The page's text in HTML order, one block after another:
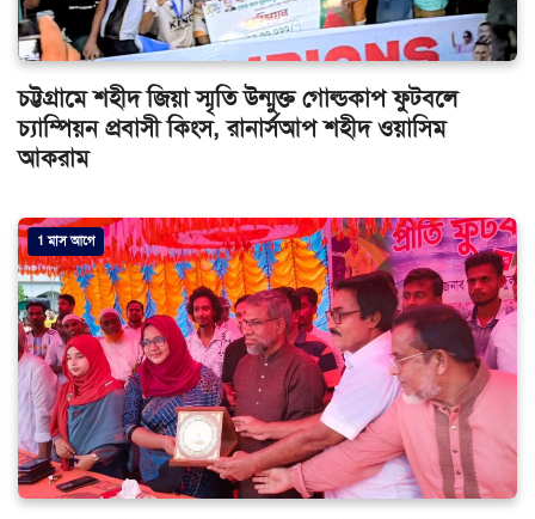
চট্টগ্রামে শহীদ জিয়া স্মৃতি উন্মুক্ত গোল্ডকাপ ফুটবলে
চ্যাম্পিয়ন প্রবাসী কিংস, রানার্সআপ শহীদ ওয়াসিম
আকরাম
1 মাস আগে